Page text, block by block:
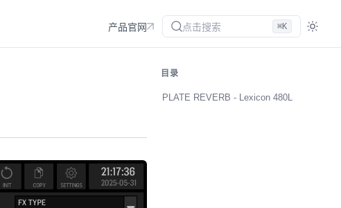
产品官网 点击搜索 ⌘K
目录
PLATE REVERB - Lexicon 480L